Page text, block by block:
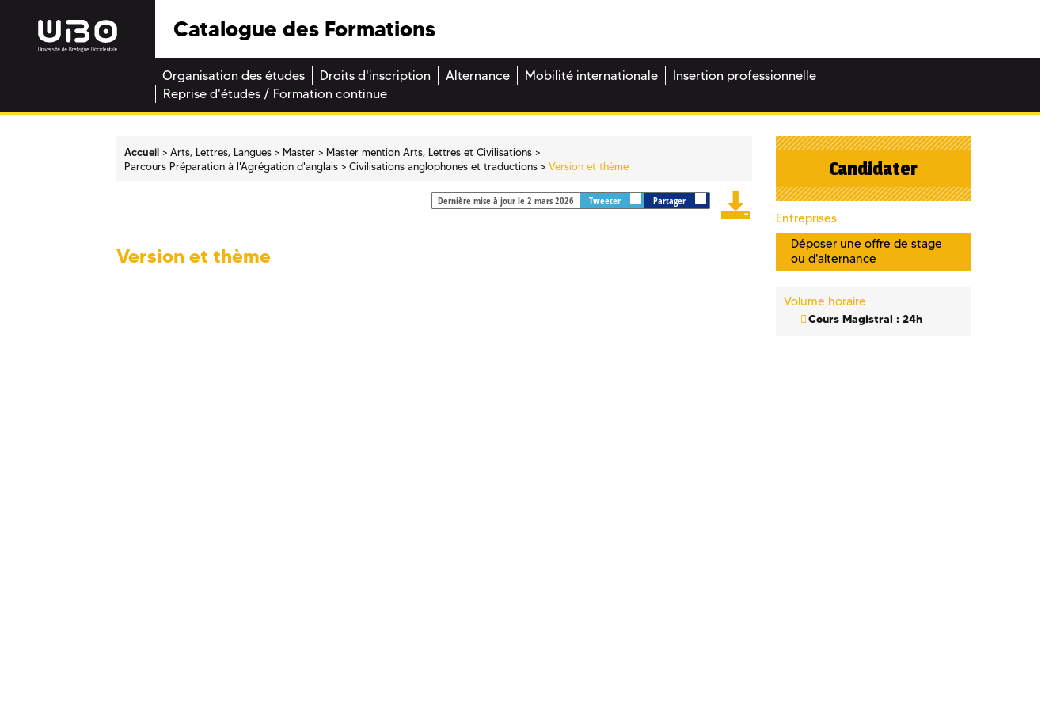
Catalogue des Formations
Organisation des études Droits d'inscription Alternance Mobilité internationale
Insertion professionnelle
Reprise d'études / Formation continue
Accueil Arts, Lettres, Langues Master
Master mention Arts, Lettres et Civilisations
Parcours Préparation à l'Agrégation d'anglais
Civilisations anglophones et traductions Version et thème
Dernière mise à jour le 2 mars 2026 Tweeter Partager
Version et thème
Candidater
Entreprises
Déposer une offre de stage
ou d'alternance
Volume horaire
Cours Magistral : 24h